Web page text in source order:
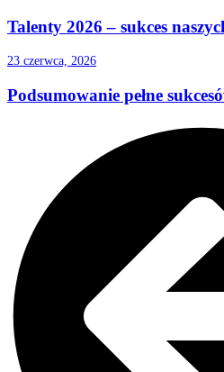
Talenty 2026 – sukces
23 czerwca, 2026
Podsumowanie pełne